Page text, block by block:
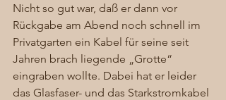
Nicht so gut war, daß er dann vor
Rückgabe am Abend noch schnell im
Privatgarten ein Kabel für seine seit
Jahren brach liegende „Grotte“
eingraben wollte. Dabei hat er leider
das Glasfaser- und das Starkstromkabel